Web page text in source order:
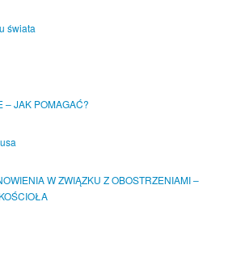
świata
– JAK POMAGAĆ?
W ZWIĄZKU Z OBOSTRZENIAMI –